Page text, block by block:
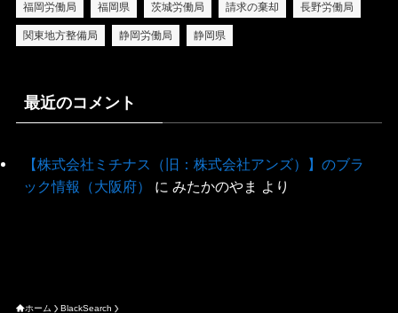
福岡労働局 福岡県 茨城労働局 請求の棄却 長野労働局
関東地方整備局 静岡労働局 静岡県
最近のコメント
【株式会社ミチナス（旧：株式会社アンズ）】のブラ
ック情報（大阪府）
に みたかのやま より
ホーム BlackSearch